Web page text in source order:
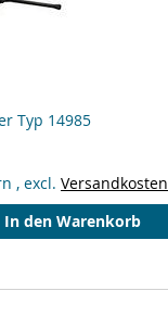
Typ 14985
, excl. Versandkosten
In den Warenkorb